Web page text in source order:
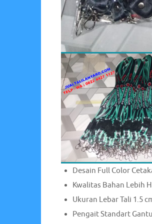
Desain Full Color
Kwalitas Bahan Lebih
Ukuran Lebar Tali 1.5
Pengait Standart